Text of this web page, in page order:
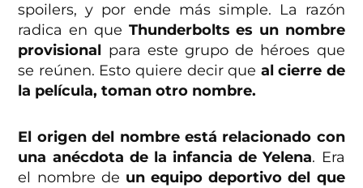
spoilers, y por ende más simple. La razón
radica en que Thunderbolts es un nombre
provisional para este grupo de héroes que
se reúnen. Esto quiere decir que al cierre de
la película, toman otro nombre.
El origen del nombre está relacionado con
una anécdota de la infancia de Yelena. Era
el nombre de un equipo deportivo del que